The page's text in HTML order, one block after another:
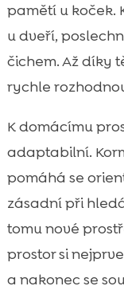
pamětí u koček.
u dveří,
čichem. Až díky
rychle
K domácímu
adaptabilní.
pomáhá se
zásadní při
tomu nové
prostor si
a nakonec se